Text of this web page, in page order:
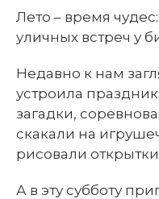
Лето – время
уличных встреч у
Недавно к нам
устроила
загадки,
скакали на
рисовали
А в эту субботу